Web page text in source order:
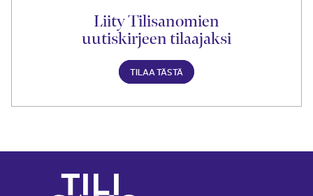
Liity Tilisanomien
uutiskirjeen tilaajaksi
TILAA TÄSTÄ